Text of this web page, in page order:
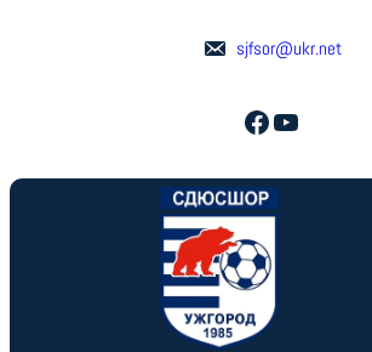
sjfsor@ukr.net
Facebook YouTube